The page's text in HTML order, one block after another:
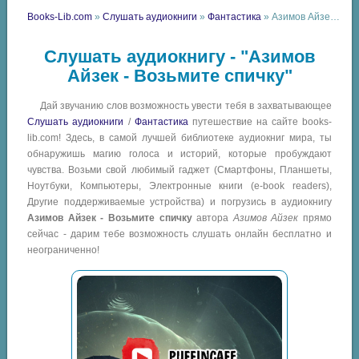
Books-Lib.com »Слушать аудиокниги »Фантастика » Азимов Айзек - Возьмите спичку
Слушать аудиокнигу - "Азимов
Айзек - Возьмите спичку"
Дай звучанию слов возможность увести тебя в захватывающее
Слушать аудиокниги / Фантастикапутешествие на сайте books-
lib.com! Здесь, в самой лучшей библиотеке аудиокниг мира, ты
обнаружишь магию голоса и историй, которые пробуждают
чувства. Возьми свой любимый гаджет (Смартфоны, Планшеты,
Ноутбуки, Компьютеры, Электронные книги (e-book readers),
Другие поддерживаемые устройства) и погрузись в аудиокнигу
Азимов Айзек - Возьмите спичкуавтораАзимов Айзек прямо
сейчас - дарим тебе возможность слушать онлайн бесплатно и
неограниченно!